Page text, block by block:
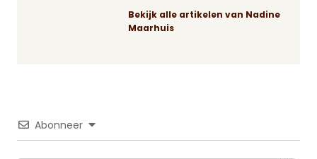
Bekijk alle artikelen van Nadine
Maarhuis
Abonneer